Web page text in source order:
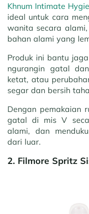
Khnum Intimate
ideal untuk cara
wanita secara
bahan alami yang
Produk ini bantu
ngurangin gatal
ketat, atau
segar dan bersih
Dengan pemakaian
gatal di mis V
alami, dan
dari luar.
2. Filmore Spritz